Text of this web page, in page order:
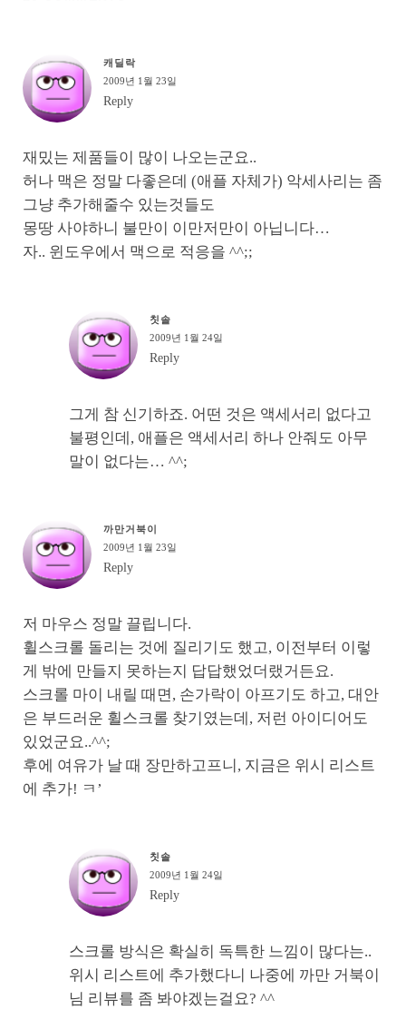
캐딜락
2009년 1월 23일
Reply
재밌는 제품들이 많이 나오는군요..
허나 맥은 정말 다좋은데 (애플 자체가) 악세사리는 좀
그냥 추가해줄수 있는것들도
몽땅 사야하니 불만이 이만저만이 아닙니다…
자.. 윈도우에서 맥으로 적응을 ^^;;
칫솔
2009년 1월 24일
Reply
그게 참 신기하죠. 어떤 것은 액세서리 없다고
불평인데, 애플은 액세서리 하나 안줘도 아무
말이 없다는… ^^;
까만거북이
2009년 1월 23일
Reply
저 마우스 정말 끌립니다.
휠스크롤 돌리는 것에 질리기도 했고, 이전부터 이렇
게 밖에 만들지 못하는지 답답했었더랬거든요.
스크롤 마이 내릴 때면, 손가락이 아프기도 하고, 대안
은 부드러운 휠스크롤 찾기였는데, 저런 아이디어도
있었군요..^^;
후에 여유가 날 때 장만하고프니, 지금은 위시 리스트
에 추가! ㅋ’
칫솔
2009년 1월 24일
Reply
스크롤 방식은 확실히 독특한 느낌이 많다는..
위시 리스트에 추가했다니 나중에 까만 거북이
님 리뷰를 좀 봐야겠는걸요? ^^